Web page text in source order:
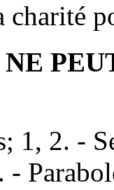
charité
1, 2. -
-